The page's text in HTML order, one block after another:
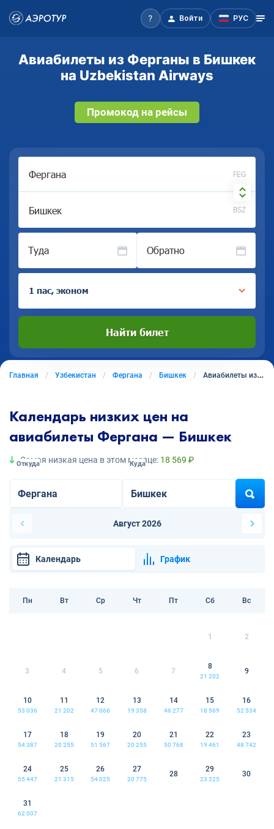
Войти РУС
Авиабилеты из Ферганы в Бишкек
на Uzbekistan Airways
Промокод на рейсы
FEG
BSZ
Туда Обратно
1 пас, эконом
Найти билет
Главная Узбекистан Фергана Бишкек Авиабилеты из Ферганы в Бишкек
Календарь низких цен на
авиабилеты Фергана — Бишкек
Самая низкая цена в этом месяце: 18 569 ₽
Откуда Куда
Август 2026
Календарь График
Пн Вт Ср Чт Пт Сб Вс
1 2
3 4 5 6 7
8
21 202
9
10
53 036
11
21 202
12
47 066
13
19 358
14
46 277
15
18 569
16
52 534
17
54 387
18
20 255
19
51 567
20
20 255
21
50 768
22
19 461
23
48 742
24
55 447
25
21 315
26
54 025
27
20 775
28
29
23 225
30
31
62 007